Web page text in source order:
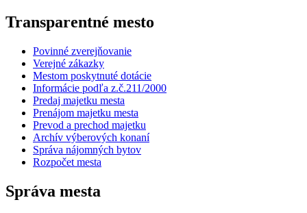
Transparentné mesto
Povinné zverejňovanie
Verejné zákazky
Mestom poskytnuté dotácie
Informácie podľa z.č.211/2000
Predaj majetku mesta
Prenájom majetku mesta
Prevod a prechod majetku
Archív výberových konaní
Správa nájomných bytov
Rozpočet mesta
Správa mesta